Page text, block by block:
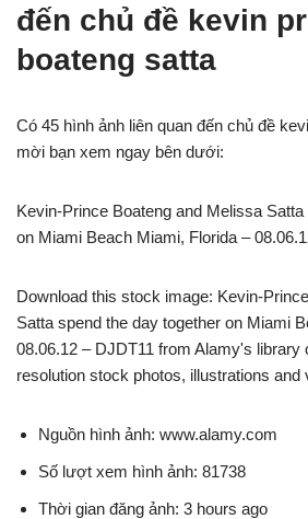
đến chủ đề kevin
boateng satta
Có 45 hình ảnh liên quan đến chủ đề
mời bạn xem ngay bên dưới:
Kevin-Prince Boateng and Melissa
on Miami Beach Miami, Florida –
Download this stock image: Kevin-
Satta spend the day together on Miami
08.06.12 – DJDT11 from Alamy's library
resolution stock photos, illustrations and
Nguồn hình ảnh: www.alamy.com
Số lượt xem hình ảnh: 81738
Thời gian đăng ảnh: 3 hours ago